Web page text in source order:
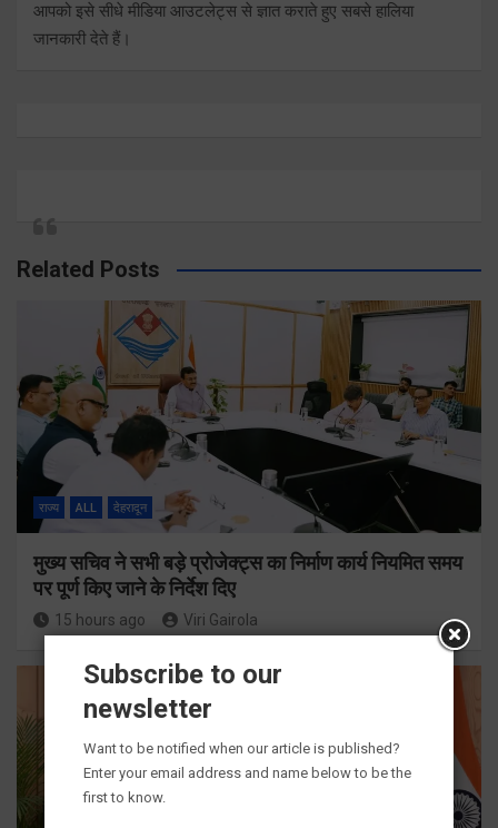
आपको इसे सीधे मीडिया आउटलेट्स से ज्ञात कराते हुए सबसे हालिया
जानकारी देते हैं।
Related Posts
राज्य ALL देहरादून
मुख्य सचिव ने सभी बड़े प्रोजेक्ट्स का निर्माण कार्य नियमित समय
पर पूर्ण किए जाने के निर्देश दिए
15 hours ago Viri Gairola
Subscribe to our
newsletter
Want to be notified when our article is published?
Enter your email address and name below to be the
first to know.